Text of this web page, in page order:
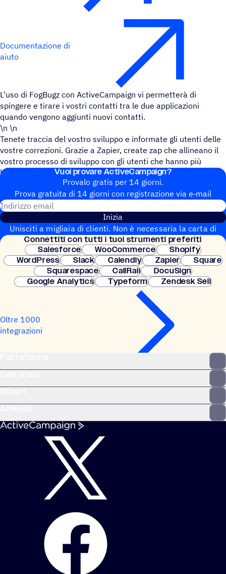
Documentazione di
aiuto
L'uso di FogBugz con ActiveCampaign vi permetterà di
spingere e tirare i vostri contatti tra le due applicazioni
quando vengono aggiunti nuovi contatti.
\n \n
Tenete traccia del vostro sviluppo e informate gli utenti delle
vostre correzioni. Grazie a Zapier, create zap che allineano il
vostro processo di sviluppo con gli utenti che hanno più
bisogno di essere aggiornati!Vuoi provare ActiveCampaign?
Provalo gratis per 14 giorni.
Prova gratuita di 14 giorni con regi­stra­zione via e‑mail
Inizia
Unisciti a migliaia di clienti. Non è necessaria la carta di
credito. Configurazione istantanea.
Connet­titi con tutti i tuoi strumenti preferiti
Salesforce
WooCommerce
Shopify
WordPress
Slack Calendly Zapier
Square
Squarespace
CallRail
DocuSign
Google Analytics
Typeform Zendesk Sell
Oltre 1000
integrazioni